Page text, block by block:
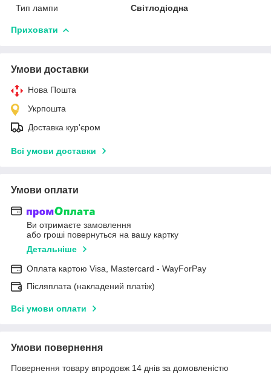
Тип лампи Світлодіодна
Приховати
Умови доставки
Нова Пошта
Укрпошта
Доставка кур'єром
Всі умови доставки
Умови оплати
Ви отримаєте замовлення
або гроші повернуться на вашу картку
Детальніше
Оплата картою Visa, Mastercard - WayForPay
Післяплата (накладений платіж)
Всі умови оплати
Умови повернення
Повернення товару впродовж 14 днів за домовленістю